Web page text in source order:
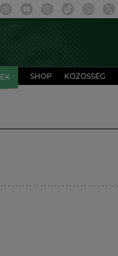
SHOP KÖZÖSSÉG